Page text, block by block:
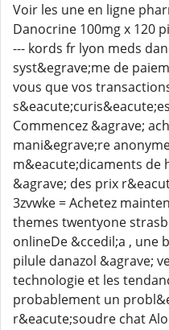
Voir les une en ligne
Danocrine 100mg x 120
--- kords fr lyon meds
syst&egrave;me de
vous que vos
Commencez &agrave;
mani&egrave;re
m&eacute;dicaments de
&agrave; des prix
3zvwke = Achetez
themes twentyone
onlineDe &ccedil;a , une
pilule danazol &agrave;
technologie et les
probablement un
r&eacute;soudre chat